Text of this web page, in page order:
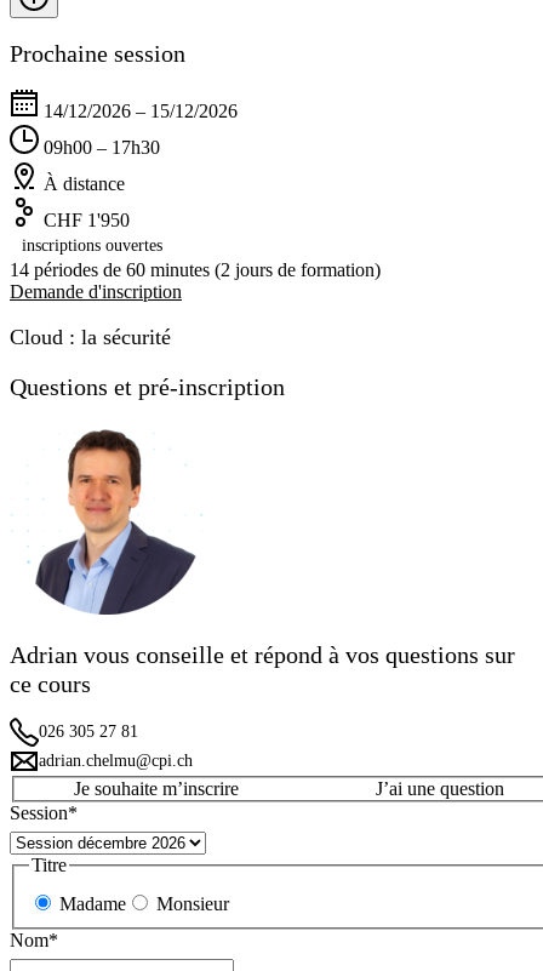
Prochaine session
14/12/2026 – 15/12/2026
09h00 – 17h30
À distance
CHF 1'950
inscriptions ouvertes
14 périodes de 60 minutes (2 jours de formation)
Demande d'inscription
Cloud : la sécurité
Questions et pré-inscription
Adrian vous conseille et répond à vos questions sur
ce cours
026 305 27 81
adrian.chelmu@cpi.ch
Je souhaite m’inscrire
J’ai une question
Session*
Titre
Madame
Monsieur
Nom*